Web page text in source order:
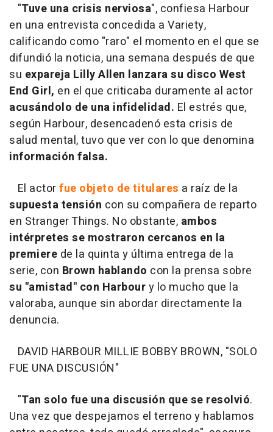
"Tuve una crisis nerviosa", confiesa Harbour
en una entrevista concedida a Variety,
calificando como "raro" el momento en el que se
difundió la noticia, una semana después de que
su expareja Lilly Allen lanzara su disco West
End Girl, en el que criticaba duramente al actor
acusándolo de una infidelidad. El estrés que,
según Harbour, desencadenó esta crisis de
salud mental, tuvo que ver con lo que denomina
información falsa.
El actorfue objeto de titulares a raíz de la
supuesta tensión con su compañera de reparto
en Stranger Things. No obstante, ambos
intérpretes se mostraron cercanos en la
premiere de la quinta y última entrega de la
serie, con Brown hablando con la prensa sobre
su "amistad" con Harboury lo mucho que la
valoraba, aunque sin abordar directamente la
denuncia.
DAVID HARBOUR MILLIE BOBBY BROWN, "SOLO
FUE UNA DISCUSIÓN"
"Tan solo fue una discusión que se resolvió.
Una vez que despejamos el terreno y hablamos